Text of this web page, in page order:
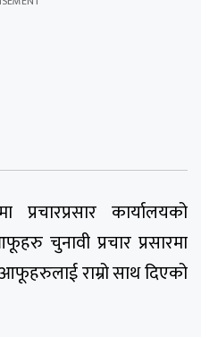
कार्यालयको
चुनावी प्रचार प्रसारमा
राम्रो साथ दिएको